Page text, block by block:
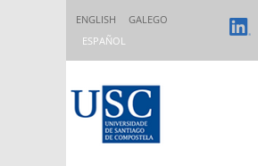
ENGLISH
GALEGO
ESPAÑOL